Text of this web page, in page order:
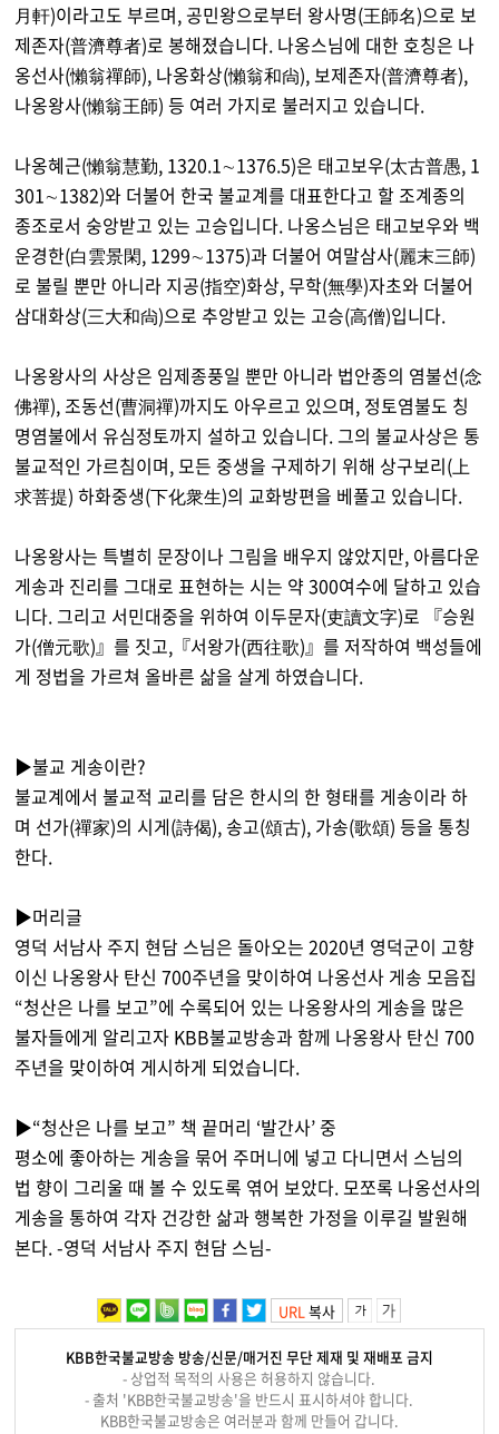
月軒)이라고도 부르며, 공민왕으로부터 왕사명(王師名)으로 보
제존자(普濟尊者)로 봉해졌습니다. 나옹스님에 대한 호칭은 나
옹선사(懶翁禪師), 나옹화상(懶翁和尙), 보제존자(普濟尊者),
나옹왕사(懶翁王師) 등 여러 가지로 불러지고 있습니다.
나옹혜근(懶翁慧勤, 1320.1∼1376.5)은 태고보우(太古普愚, 1
301∼1382)와 더불어 한국 불교계를 대표한다고 할 조계종의
종조로서 숭앙받고 있는 고승입니다. 나옹스님은 태고보우와 백
운경한(白雲景閑, 1299∼1375)과 더불어 여말삼사(麗末三師)
로 불릴 뿐만 아니라 지공(指空)화상, 무학(無學)자초와 더불어
삼대화상(三大和尙)으로 추앙받고 있는 고승(高僧)입니다.
나옹왕사의 사상은 임제종풍일 뿐만 아니라 법안종의 염불선(念
佛禪), 조동선(曹洞禪)까지도 아우르고 있으며, 정토염불도 칭
명염불에서 유심정토까지 설하고 있습니다. 그의 불교사상은 통
불교적인 가르침이며, 모든 중생을 구제하기 위해 상구보리(上
求菩提) 하화중생(下化衆生)의 교화방편을 베풀고 있습니다.
나옹왕사는 특별히 문장이나 그림을 배우지 않았지만, 아름다운
게송과 진리를 그대로 표현하는 시는 약 300여수에 달하고 있습
니다. 그리고 서민대중을 위하여 이두문자(吏讀文字)로 『승원
가(僧元歌)』를 짓고,『서왕가(西往歌)』를 저작하여 백성들에
게 정법을 가르쳐 올바른 삶을 살게 하였습니다.
▶불교 게송이란?
불교계에서 불교적 교리를 담은 한시의 한 형태를 게송이라 하
며 선가(禪家)의 시게(詩偈), 송고(頌古), 가송(歌頌) 등을 통칭
한다.
▶머리글
영덕 서남사 주지 현담 스님은 돌아오는 2020년 영덕군이 고향
이신 나옹왕사 탄신 700주년을 맞이하여 나옹선사 게송 모음집
“청산은 나를 보고”에 수록되어 있는 나옹왕사의 게송을 많은
불자들에게 알리고자 KBB불교방송과 함께 나옹왕사 탄신 700
주년을 맞이하여 게시하게 되었습니다.
▶“청산은 나를 보고” 책 끝머리 ‘발간사’ 중
평소에 좋아하는 게송을 묶어 주머니에 넣고 다니면서 스님의
법 향이 그리울 때 볼 수 있도록 엮어 보았다. 모쪼록 나옹선사의
게송을 통하여 각자 건강한 삶과 행복한 가정을 이루길 발원해
본다. -영덕 서남사 주지 현담 스님-
URL복사
KBB한국불교방송 방송/신문/매거진 무단 제재 및 재배포 금지
- 상업적 목적의 사용은 허용하지 않습니다.
- 출처 'KBB한국불교방송'을 반드시 표시하셔야 합니다.
KBB한국불교방송은 여러분과 함께 만들어 갑니다.